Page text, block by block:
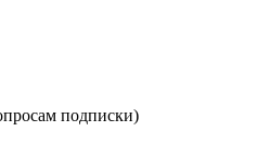
подписки)